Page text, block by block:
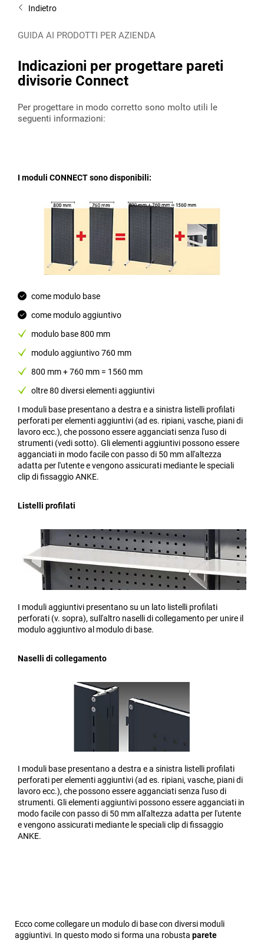
Indietro
GUIDA AI PRODOTTI PER AZIENDA
Indicazioni per progettare pareti
divisorie Connect
Per progettare in modo corretto sono molto utili le
seguenti informazioni:
I moduli CONNECT sono disponibili:
come modulo base
come modulo aggiuntivo
modulo base 800 mm
modulo aggiuntivo 760 mm
800 mm + 760 mm = 1560 mm
oltre 80 diversi elementi aggiuntivi
I moduli base presentano a destra e a sinistra listelli profilati
perforati per elementi aggiuntivi (ad es. ripiani, vasche, piani di
lavoro ecc.), che possono essere agganciati senza l'uso di
strumenti (vedi sotto). Gli elementi aggiuntivi possono essere
agganciati in modo facile con passo di 50 mm all'altezza
adatta per l'utente e vengono assicurati mediante le speciali
clip di fissaggio ANKE.
Listelli profilati
I moduli aggiuntivi presentano su un lato listelli profilati
perforati (v. sopra), sull'altro naselli di collegamento per unire il
modulo aggiuntivo al modulo di base.
Naselli di collegamento
I moduli base presentano a destra e a sinistra listelli profilati
perforati per elementi aggiuntivi (ad es. ripiani, vasche, piani di
lavoro ecc.), che possono essere agganciati senza l'uso di
strumenti. Gli elementi aggiuntivi possono essere agganciati in
modo facile con passo di 50 mm all'altezza adatta per l'utente
e vengono assicurati mediante le speciali clip di fissaggio
ANKE.
Ecco come collegare un modulo di base con diversi moduli
aggiuntivi. In questo modo si forma una robusta parete